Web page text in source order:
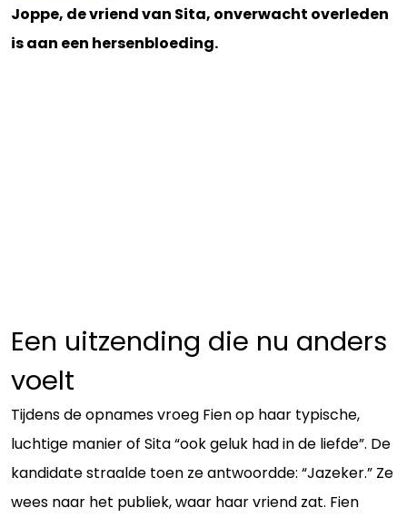
Joppe, de vriend van Sita, onverwacht overleden
is aan een hersenbloeding.
Een uitzending die nu anders
voelt
Tijdens de opnames vroeg Fien op haar typische,
luchtige manier of Sita “ook geluk had in de liefde”. De
kandidate straalde toen ze antwoordde: “Jazeker.” Ze
wees naar het publiek, waar haar vriend zat. Fien